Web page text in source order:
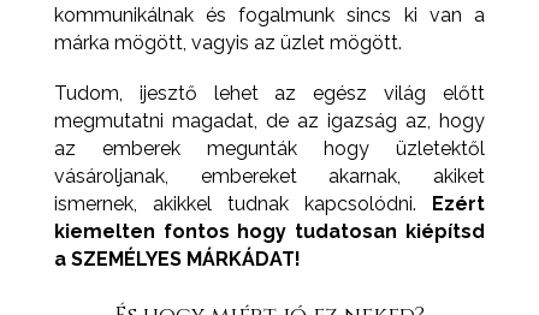
kommunikálnak és fogalmunk sincs ki van a
márka mögött, vagyis az üzlet mögött.
Tudom, ijesztő lehet az egész világ előtt
megmutatni magadat, de az igazság az, hogy
az emberek megunták hogy üzletektől
vásároljanak, embereket akarnak, akiket
ismernek, akikkel tudnak kapcsolódni. Ezért
kiemelten fontos hogy tudatosan kiépítsd
a SZEMÉLYES MÁRKÁDAT!